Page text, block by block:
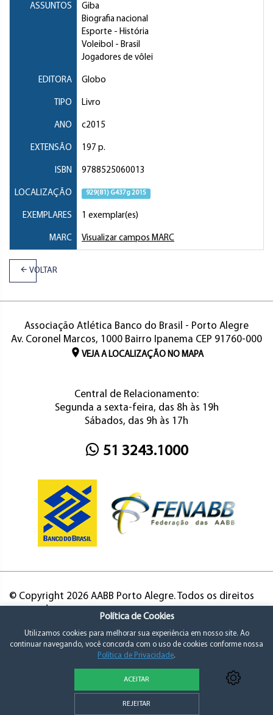
ASSUNTOS
Giba
Biografia nacional
Esporte - História
Voleibol - Brasil
Jogadores de vôlei
EDITORA Globo
TIPO Livro
ANO c2015
EXTENSÃO 197 p.
ISBN 9788525060013
LOCALIZAÇÃO 929(81) G437g 2015
EXEMPLARES 1 exemplar(es)
MARC Visualizar campos MARC
VOLTAR
Associação Atlética Banco do Brasil - Porto Alegre
Av. Coronel Marcos, 1000 Bairro Ipanema CEP 91760-000
VEJA A LOCALIZAÇÃO NO MAPA
Central de Relacionamento:
Segunda a sexta-feira, das 8h às 19h
Sábados, das 9h às 17h
51 3243.1000
© Copyright 2026 AABB Porto Alegre. Todos os direitos
Política de Privacidade e Consentimento
Política de Cookies
Utilizamos cookies para melhorar sua experiência em nosso site. Ao
continuar navegando, você concorda com o uso de cookies conforme nossa
Política de Privacidade.
ACEITAR
REJEITAR